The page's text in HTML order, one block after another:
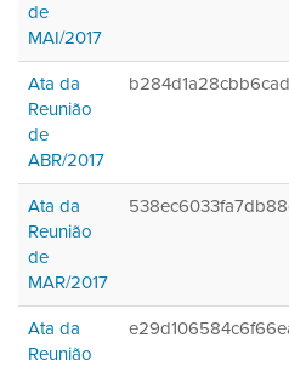
de
MAI/2017
Ata da
Reunião
de
ABR/2017
Ata da
Reunião
de
MAR/2017
Ata da
Reunião